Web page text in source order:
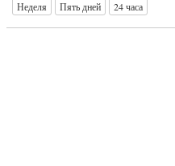
Неделя
Пять дней 24 часа